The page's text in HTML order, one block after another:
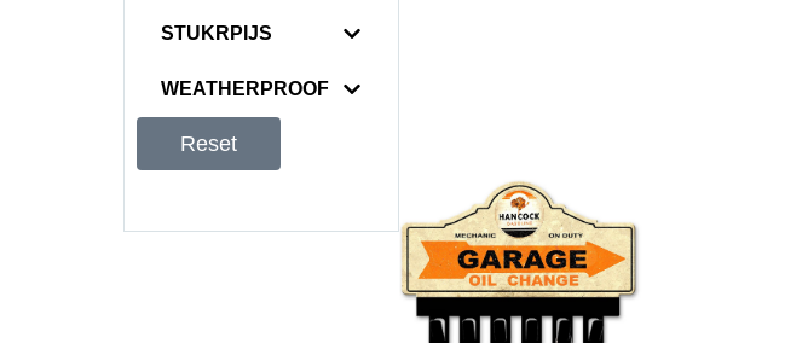
STUKRPIJS
WEATHERPROOF
Reset